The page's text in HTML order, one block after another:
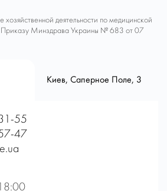
хозяйственной деятельности по медицинской
Приказу Минздрава Украины № 683 от 07
Киев, Саперное Поле, 3
55
47